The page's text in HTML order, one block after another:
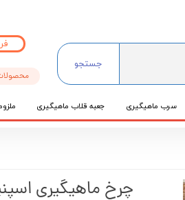
جستجو
سرب ماهیگیری جعبه قلاب ماهیگیری
چرخ ماهیگیری